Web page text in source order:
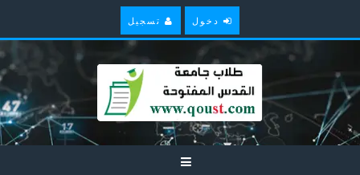
دخول تسجيل